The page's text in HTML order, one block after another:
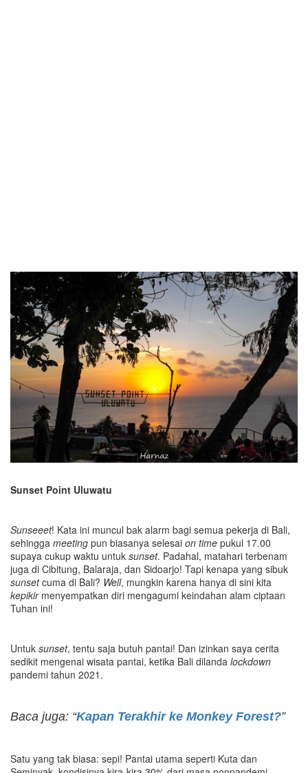
Sunset Point Uluwatu
Sunseeet! Kata ini muncul bak alarm bagi semua pekerja di Bali,
sehingga meeting pun biasanya selesai on time pukul 17.00
supaya cukup waktu untuk sunset. Padahal, matahari terbenam
juga di Cibitung, Balaraja, dan Sidoarjo! Tapi kenapa yang sibuk
sunsetcuma di Bali? Well, mungkin karena hanya di sini kita
kepikir menyempatkan diri mengagumi keindahan alam ciptaan
Tuhan ini!
Untuk sunset, tentu saja butuh pantai! Dan izinkan saya cerita
sedikit mengenai wisata pantai, ketika Bali dilanda lockdown
pandemi tahun 2021.
Baca juga: “Kapan Terakhir ke Monkey Forest?”
Satu yang tak biasa: sepi! Pantai utama seperti Kuta dan